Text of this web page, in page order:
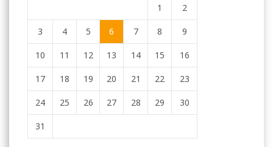
1 2
3 4 5 6 7 8 9
10 11 12 13 14 15 16
17 18 19 20 21 22 23
24 25 26 27 28 29 30
31